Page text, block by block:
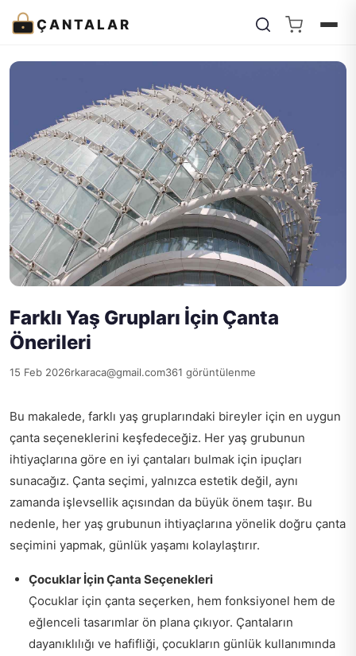
ÇANTALAR
Farklı Yaş Grupları İçin Çanta
Önerileri
15 Feb 2026rkaraca@gmail.com361 görüntülenme
Bu makalede, farklı yaş gruplarındaki bireyler için en uygun
çanta seçeneklerini keşfedeceğiz. Her yaş grubunun
ihtiyaçlarına göre en iyi çantaları bulmak için ipuçları
sunacağız. Çanta seçimi, yalnızca estetik değil, aynı
zamanda işlevsellik açısından da büyük önem taşır. Bu
nedenle, her yaş grubunun ihtiyaçlarına yönelik doğru çanta
seçimini yapmak, günlük yaşamı kolaylaştırır.
Çocuklar İçin Çanta Seçenekleri
Çocuklar için çanta seçerken, hem fonksiyonel hem de
eğlenceli tasarımlar ön plana çıkıyor. Çantaların
dayanıklılığı ve hafifliği, çocukların günlük kullanımında